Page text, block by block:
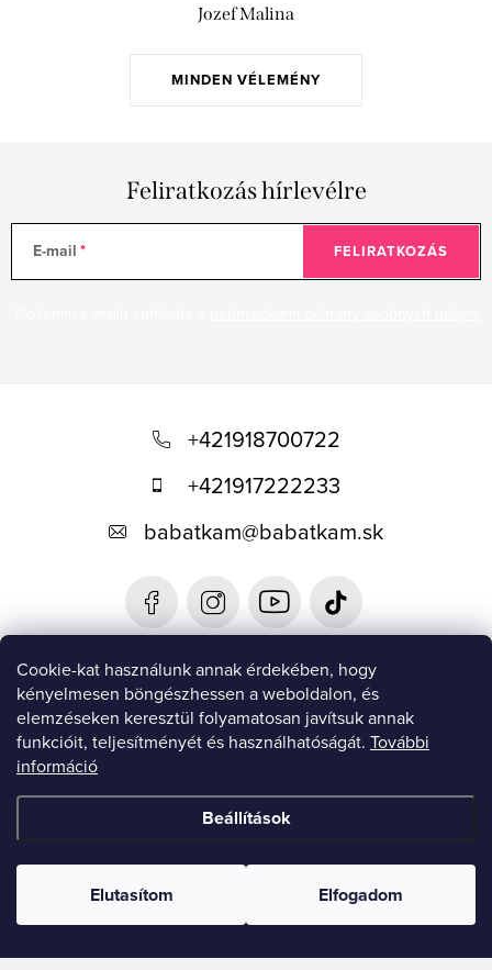
Cookie-kat használunk annak érdekében, hogy
kényelmesen böngészhessen a weboldalon, és
elemzéseken keresztül folyamatosan javítsuk annak
funkcióit, teljesítményét és használhatóságát. További
információ
Beállítások
Elutasítom Elfogadom
MINDEN VÉLEMÉNY
Jozef Malina
Feliratkozás hírlevélre
E-mail FELIRATKOZÁS
+421918700722
+421917222233
babatkam@babatkam.sk
MEGTALÁL MINKET
NajNákup.sk
Pricemania,sk
Heureka.sk
Favi.sk
RÓLUNK
Szállítás